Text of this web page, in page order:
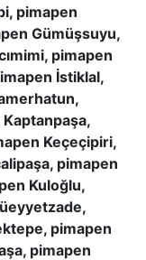
pimapen
Gümüşsuyu,
pimapen
İstiklal,
Keçeçipiri,
pimapen
Kuloğlu,
pimapen
pimapen